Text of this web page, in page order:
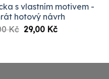
s vlastním motivem -
hotový návrh
Kč Původní
29,00 KčAktuální